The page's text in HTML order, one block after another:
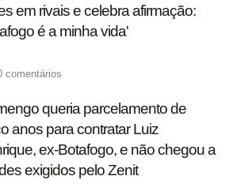
em rivais e celebra afirmação:
é a minha vida'
comentários
queria parcelamento de
anos para contratar Luiz
ex-Botafogo, e não chegou a
exigidos pelo Zenit